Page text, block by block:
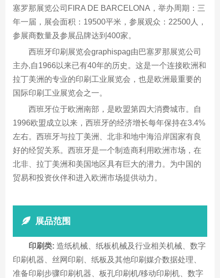
塞罗那展览公司FIRA DE BARCELONA，举办周期：三
年一届，展会面积：19500平米，参展观众：22500人，
参展商数量及参展品牌达到400家。
西班牙印刷展览会graphispag由巴塞罗那展览公司
主办,自1966以来已有40年的历史。这是一个连接欧洲和
拉丁美洲的专业的印刷工业展览会，也是欧洲最重要的
国际印刷工业展览会之一。
西班牙位于欧洲南部，是欧盟第四大消费城市。自
1996欧盟成立以来，西班牙的经济增长每年保持在3.4%
左右。西班牙与拉丁美洲、北非和地中海沿岸国家有良
好的经贸关系。西班牙是一个制造商利用欧洲市场，在
北非、拉丁美洲和美国地区具有巨大的潜力。为中国的
贸易和投资伙伴和进入欧洲市场提供动力。
展品范围
印刷类: 造纸机械、纸板机械及行业相关机械、数字
印刷机器、丝网印刷、纸板及其他印刷媒介数据处理、
准备印刷步骤印刷机器、板孔印刷机/移动印刷机、数字